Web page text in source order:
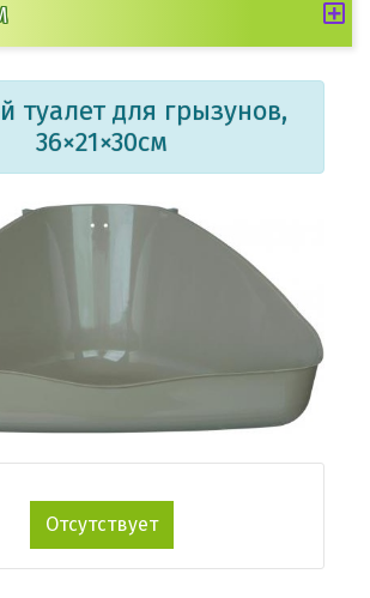
туалет для грызунов,
36×21×30см
Отсутствует